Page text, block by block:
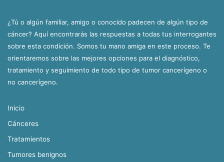
¿Tú o algún familiar, amigo o conocido padecen de algún tipo de
cáncer? Aquí encontrarás las respuestas a todas tus interrogantes
sobre esta condición. Somos tu mano amiga en este proceso. Te
orientaremos sobre las mejores opciones para el diagnóstico,
tratamiento y seguimiento de todo tipo de tumor cancerígeno o
no cancerígeno.
Inicio
Cánceres
Tratamientos
Tumores benignos